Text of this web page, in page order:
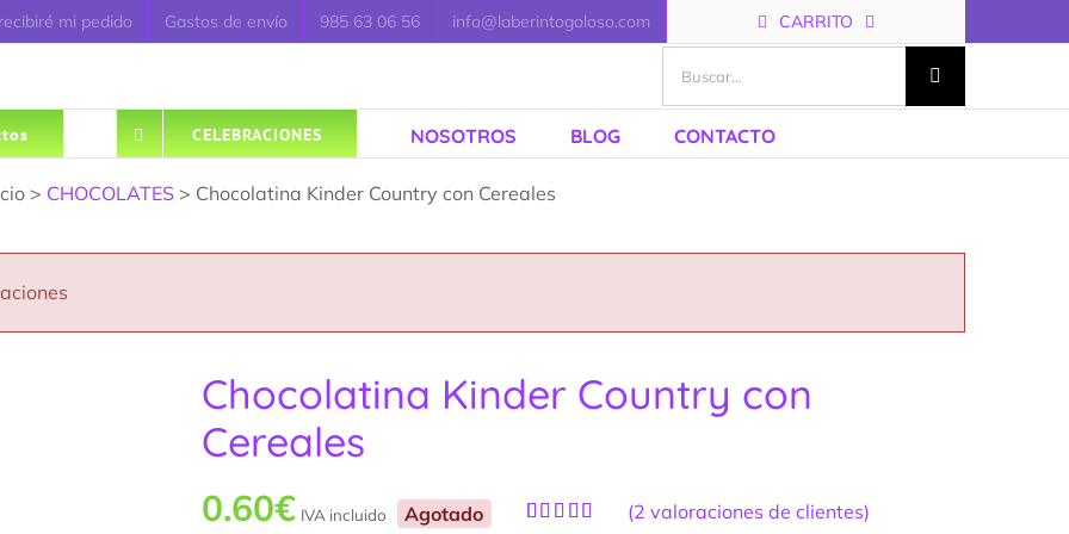
mi pedido Gastos de envío 985 63 06 56 info@laberintogoloso.com CARRITO
CELEBRACIONES NOSOTROS BLOG CONTACTO
> CHOCOLATES> Chocolatina Kinder Country con Cereales
Chocolatina Kinder Country con
Cereales
0.60€ IVA incluido Agotado (2 valoraciones de clientes)